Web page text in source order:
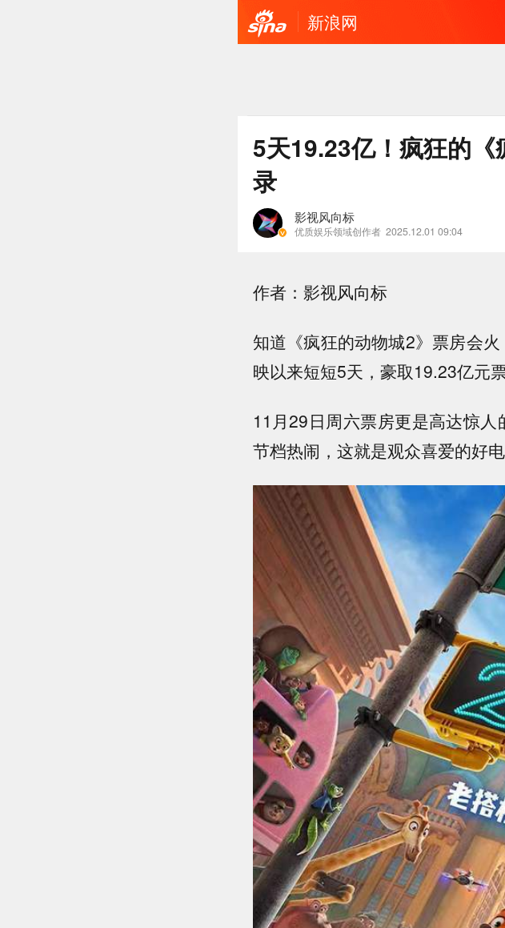
新浪网
5天19.23亿！疯狂的
录
影视风向标
优质娱乐领域创作者 2025.12.01 09:04
作者：影视风向标
知道《疯狂的动物城2》票房会
映以来短短5天，豪取19.23亿元
11月29日周六票房更是高达惊
节档热闹，这就是观众喜爱的好电